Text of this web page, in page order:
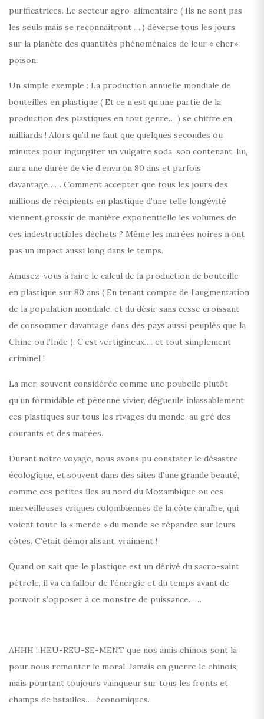
purificatrices. Le secteur agro-alimentaire ( Ils ne sont pas
les seuls mais se reconnaitront ….) déverse tous les jours
sur la planète des quantités phénoménales de leur « cher»
poison.
Un simple exemple : La production annuelle mondiale de
bouteilles en plastique ( Et ce n’est qu’une partie de la
production des plastiques en tout genre… ) se chiffre en
milliards ! Alors qu’il ne faut que quelques secondes ou
minutes pour ingurgiter un vulgaire soda, son contenant, lui,
aura une durée de vie d’environ 80 ans et parfois
davantage…… Comment accepter que tous les jours des
millions de récipients en plastique d’une telle longévité
viennent grossir de manière exponentielle les volumes de
ces indestructibles déchets ? Même les marées noires n’ont
pas un impact aussi long dans le temps.
Amusez-vous à faire le calcul de la production de bouteille
en plastique sur 80 ans ( En tenant compte de l’augmentation
de la population mondiale, et du désir sans cesse croissant
de consommer davantage dans des pays aussi peuplés que la
Chine ou l’Inde ). C’est vertigineux…. et tout simplement
criminel !
La mer, souvent considérée comme une poubelle plutôt
qu’un formidable et pérenne vivier, dégueule inlassablement
ces plastiques sur tous les rivages du monde, au gré des
courants et des marées.
Durant notre voyage, nous avons pu constater le désastre
écologique, et souvent dans des sites d’une grande beauté,
comme ces petites îles au nord du Mozambique ou ces
merveilleuses criques colombiennes de la côte caraïbe, qui
voient toute la « merde » du monde se répandre sur leurs
côtes. C’était démoralisant, vraiment !
Quand on sait que le plastique est un dérivé du sacro-saint
pétrole, il va en falloir de l’énergie et du temps avant de
pouvoir s’opposer à ce monstre de puissance……
AHHH ! HEU-REU-SE-MENT que nos amis chinois sont là
pour nous remonter le moral. Jamais en guerre le chinois,
mais pourtant toujours vainqueur sur tous les fronts et
champs de batailles…. économiques.